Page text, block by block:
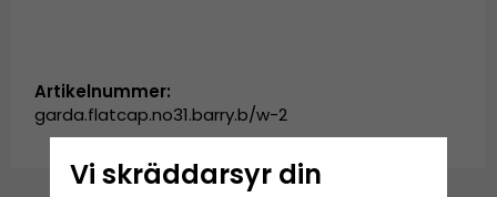
Artikelnummer:
garda.flatcap.no31.barry.b/w-2
Vi skräddarsyr din